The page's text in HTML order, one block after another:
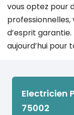
vous optez pour
d’esprit
aujourd’hui pour
Electricien
75002